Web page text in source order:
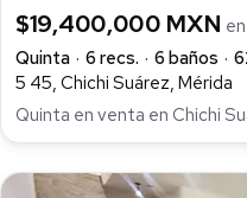
$19,400,000 MXN
Quinta
6 recs. 6 baños
5 45, Chichi Suárez, Mérida
Quinta en venta en Chichi